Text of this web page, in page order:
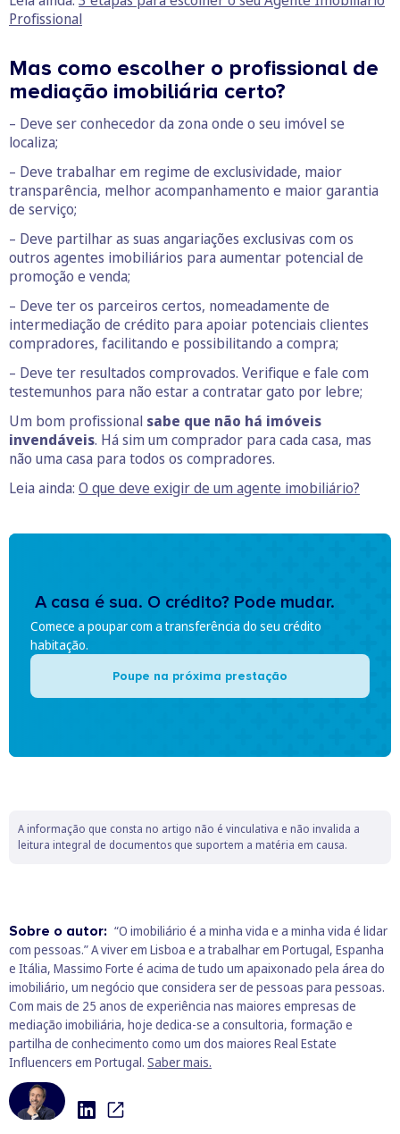
Profissional
Mas como escolher o profissional de
mediação imobiliária certo?
– Deve ser conhecedor da zona onde o seu imóvel se
localiza;
– Deve trabalhar em regime de exclusividade, maior
transparência, melhor acompanhamento e maior garantia
de serviço;
– Deve partilhar as suas angariações exclusivas com os
outros agentes imobiliários para aumentar potencial de
promoção e venda;
– Deve ter os parceiros certos, nomeadamente de
intermediação de crédito para apoiar potenciais clientes
compradores, facilitando e possibilitando a compra;
– Deve ter resultados comprovados. Verifique e fale com
testemunhos para não estar a contratar gato por lebre;
Um bom profissional sabe que não há imóveis
invendáveis. Há sim um comprador para cada casa, mas
não uma casa para todos os compradores.
Leia ainda: O que deve exigir de um agente imobiliário?
A casa é sua. O crédito? Pode mudar.
Comece a poupar com a transferência do seu crédito
habitação.
Poupe na próxima prestação
A informação que consta no artigo não é vinculativa e não invalida a
leitura integral de documentos que suportem a matéria em causa.
Sobre o autor: “O imobiliário é a minha vida e a minha vida é lidar
com pessoas.” A viver em Lisboa e a trabalhar em Portugal, Espanha
e Itália, Massimo Forte é acima de tudo um apaixonado pela área do
imobiliário, um negócio que considera ser de pessoas para pessoas.
Com mais de 25 anos de experiência nas maiores empresas de
mediação imobiliária, hoje dedica-se a consultoria, formação e
partilha de conhecimento como um dos maiores Real Estate
Influencers em Portugal. Saber mais.